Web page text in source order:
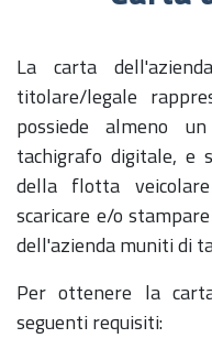
La carta
titolare/legale
possiede almeno
tachigrafo digitale, e
della flotta
scaricare e/o
dell'azienda muniti di
Per ottenere la
seguenti requisiti: